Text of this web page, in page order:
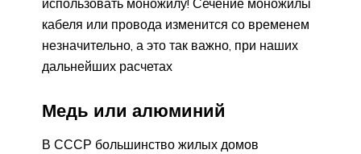
кабеля или провода изменится со временем
незначительно, а это так важно, при наших
дальнейших расчетах
Медь или алюминий
В СССР большинство жилых домов